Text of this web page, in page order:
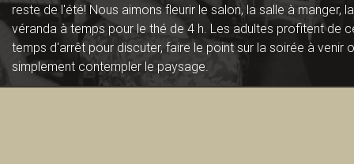
reste de l'été! Nous aimons fleurir le salon, la salle à manger, la
véranda à temps pour le thé de 4 h. Les adultes profitent de
temps d'arrêt pour discuter, faire le point sur la soirée à venir
simplement contempler le paysage.